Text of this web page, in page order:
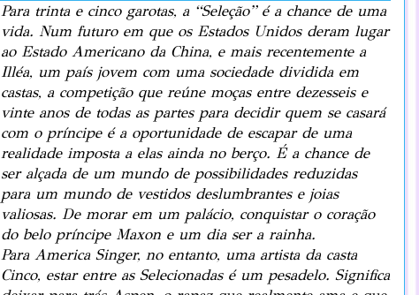
Para trinta e cinco garotas, a “Seleção” é a chance de uma
vida. Num futuro em que os Estados Unidos deram lugar
ao Estado Americano da China, e mais recentemente a
Illéa, um país jovem com uma sociedade dividida em
castas, a competição que reúne moças entre dezesseis e
vinte anos de todas as partes para decidir quem se casará
com o príncipe é a oportunidade de escapar de uma
realidade imposta a elas ainda no berço. É a chance de
ser alçada de um mundo de possibilidades reduzidas
para um mundo de vestidos deslumbrantes e joias
valiosas. De morar em um palácio, conquistar o coração
do belo príncipe Maxon e um dia ser a rainha.
Para America Singer, no entanto, uma artista da casta
Cinco, estar entre as Selecionadas é um pesadelo. Significa